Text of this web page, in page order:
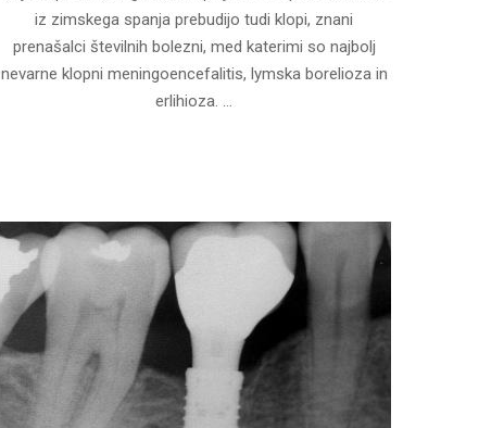
iz zimskega spanja prebudijo tudi klopi, znani
prenašalci številnih bolezni, med katerimi so najbolj
nevarne klopni meningoencefalitis, lymska borelioza in
erlihioza. …